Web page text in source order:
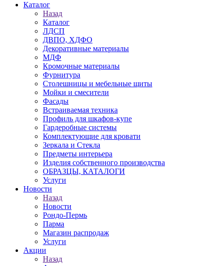
Каталог
Назад
Каталог
ЛДСП
ДВПО, ХДФО
Декоративные материалы
МДФ
Кромочные материалы
Фурнитура
Столешницы и мебельные щиты
Мойки и смесители
Фасады
Встраиваемая техника
Профиль для шкафов-купе
Гардеробные системы
Комплектующие для кровати
Зеркала и Стекла
Предметы интерьера
Изделия собственного производства
ОБРАЗЦЫ, КАТАЛОГИ
Услуги
Новости
Назад
Новости
Рондо-Пермь
Парма
Магазин распродаж
Услуги
Акции
Назад